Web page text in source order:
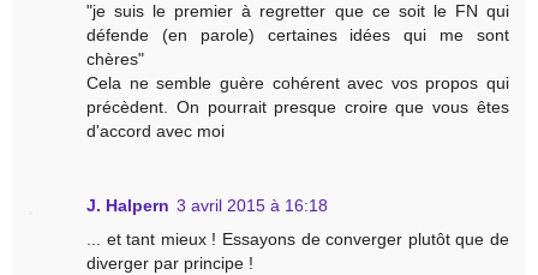
"je suis le premier à regretter que ce soit le FN qui
défende (en parole) certaines idées qui me sont
chères"
Cela ne semble guère cohérent avec vos propos qui
précèdent. On pourrait presque croire que vous êtes
d'accord avec moi
J. Halpern 3 avril 2015 à 16:18
... et tant mieux ! Essayons de converger plutôt que de
diverger par principe !